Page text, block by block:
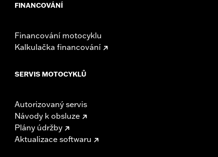
FINANCOVÁNÍ
Financování motocyklu
Kalkulačka financování
SERVIS MOTOCYKLŮ
Autorizovaný servis
Návody k obsluze
Plány údržby
Aktualizace softwaru